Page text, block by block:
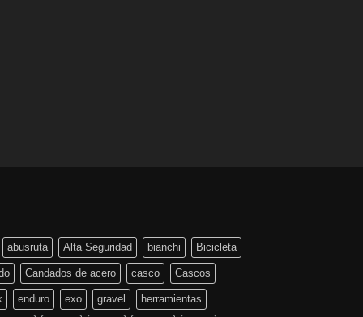
abusruta Alta Seguridad bianchi Bicicleta
Candados de acero casco Cascos
enduro exo gravel herramientas